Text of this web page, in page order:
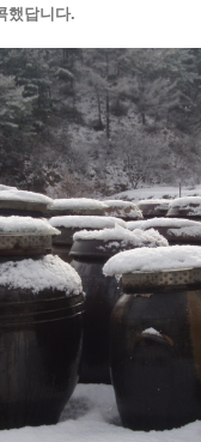
했답니다.